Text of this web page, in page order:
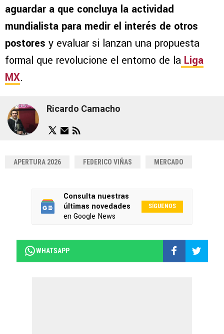
aguardar a que concluya la actividad
mundialista para medir el interés de otros
postores y evaluar si lanzan una propuesta
formal que revolucione el entorno de la Liga
MX.
Ricardo Camacho
APERTURA 2026 FEDERICO VIÑAS MERCADO
Consulta nuestras
últimas novedades
en Google News
SÍGUENOS
WHATSAPP